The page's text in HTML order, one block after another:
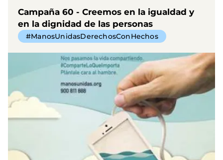
Campaña 60 - Creemos en la igualdad y
en la dignidad de las personas
#ManosUnidasDerechosConHechos